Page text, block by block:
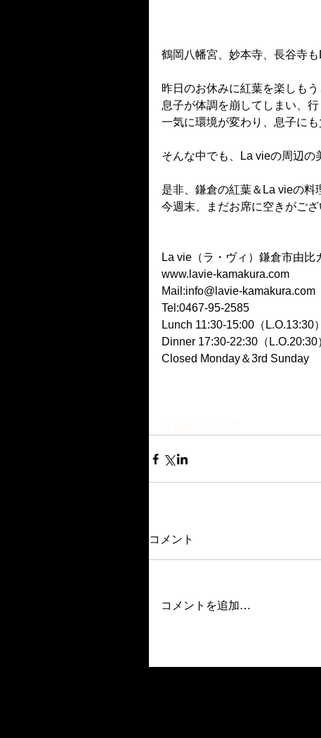
鶴岡八幡宮、妙本寺、長谷寺も
昨日のお休みに紅葉を楽しもう
息子が体調を崩してしまい、行
一気に環境が変わり、息子に
そんな中でも、La vieの周辺の
是非、鎌倉の紅葉＆La vieの料
今週末、まだお席に空きがご
La vie（ラ・ヴィ）鎌倉市由比
www.lavie-kamakura.com
Mail:info@lavie-kamakura.com
Tel:0467-95-2585
Lunch 11:30-15:00（L.O.13:30）
Dinner 17:30-22:30（L.O.20:30
Closed Monday＆3rd Sunday
コメント
コメントを追加…